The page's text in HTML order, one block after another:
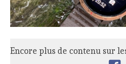
Encore plus de contenu sur